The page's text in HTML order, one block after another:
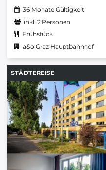
36 Monate Gültigkeit
inkl. 2 Personen
Frühstück
a&o Graz Hauptbahnhof
STÄDTEREISE